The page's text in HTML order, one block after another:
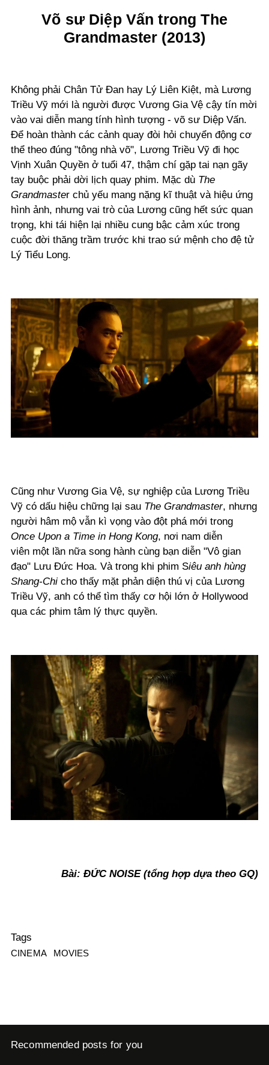
Võ sư Diệp Vấn trong The
Grandmaster (2013)
Không phải Chân Tử Đan hay Lý Liên Kiệt, mà Lương
Triều Vỹ mới là người được Vương Gia Vệ cậy tín mời
vào vai diễn mang tính hình tượng - võ sư Diệp Vấn.
Để hoàn thành các cảnh quay đòi hỏi chuyển động cơ
thể theo đúng "tông nhà võ", Lương Triều Vỹ đi học
Vịnh Xuân Quyền ở tuổi 47, thậm chí gặp tai nạn gãy
tay buộc phải dời lịch quay phim. Mặc dù The
Grandmaster chủ yếu mang nặng kĩ thuật và hiệu ứng
hình ảnh, nhưng vai trò của Lương cũng hết sức quan
trọng, khi tái hiện lại nhiều cung bậc cảm xúc trong
cuộc đời thăng trầm trước khi trao sứ mệnh cho đệ tử
Lý Tiểu Long.
Cũng như Vương Gia Vệ, sự nghiệp của Lương Triều
Vỹ có dấu hiệu chững lại sau The Grandmaster, nhưng
người hâm mộ vẫn kì vọng vào đột phá mới trong
Once Upon a Time in Hong Kong, nơi nam diễn
viên một lần nữa song hành cùng bạn diễn "Vô gian
đạo" Lưu Đức Hoa. Và trong khi phim Siêu anh hùng
Shang-Chi cho thấy mặt phản diện thú vị của Lương
Triều Vỹ, anh có thể tìm thấy cơ hội lớn ở Hollywood
qua các phim tâm lý thực quyền.
Bài: ĐỨC NOISE (tổng hợp dựa theo GQ)
Tags
CINEMA MOVIES
Recommended posts for you